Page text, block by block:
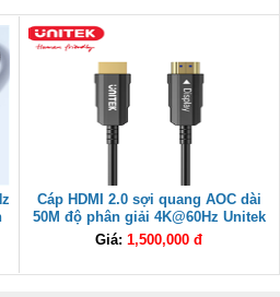
Cáp HDMI 2.0 sợi quang AOC dài
50M độ phân giải 4K@60Hz Unitek
C11072BK-50M cao cấp
Giá: 1,500,000 đ